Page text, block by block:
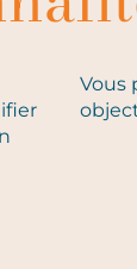
Vous